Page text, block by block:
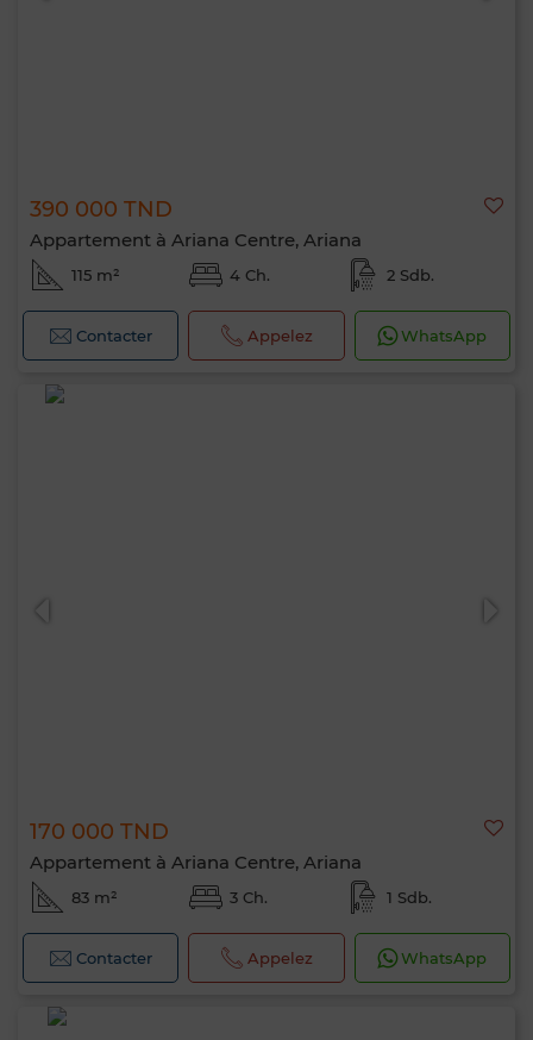
390 000 TND
Appartement à Ariana Centre, Ariana
115 m² 4 Ch. 2 Sdb.
Contacter Appelez WhatsApp
170 000 TND
Appartement à Ariana Centre, Ariana
83 m² 3 Ch. 1 Sdb.
Contacter Appelez WhatsApp